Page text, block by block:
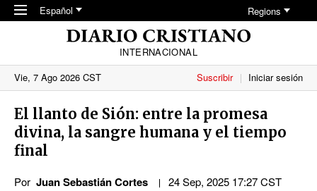
Skip to main content
Español Regions
INTERNACIONAL
Vie, 7 Ago 2026 CST
Suscribir Iniciar sesión
El llanto de Sión: entre la promesa
divina, la sangre humana y el tiempo
final
Por Juan Sebastián Cortes 24 Sep, 2025 17:27 CST